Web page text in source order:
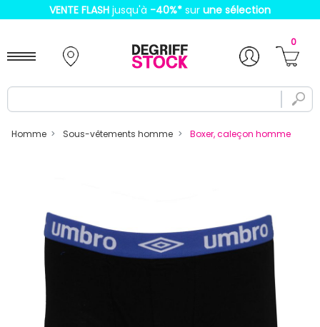
VENTE FLASH jusqu'à -40%* sur une sélection
0
Homme Sous-vêtements homme Boxer, caleçon homme